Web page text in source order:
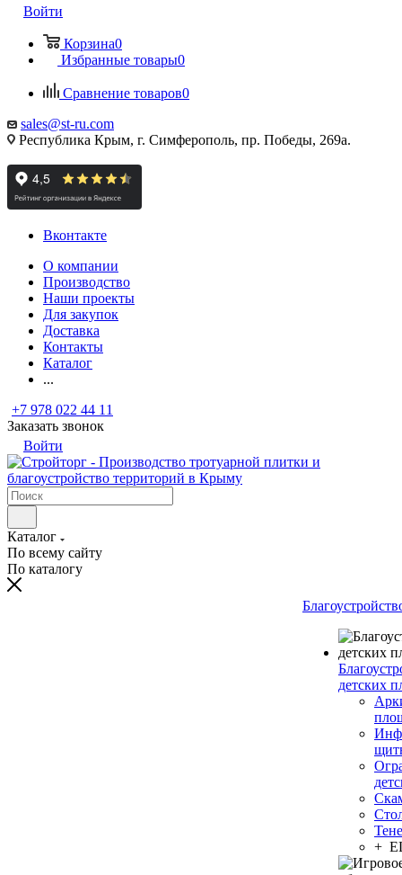
Войти
Корзина0
Избранные товары0
Сравнение товаров0
sales@st-ru.com
Республика Крым, г. Симферополь, пр. Победы, 269а.
Вконтакте
О компании
Производство
Наши проекты
Для закупок
Доставка
Контакты
Каталог
...
+7 978 022 44 11
Заказать звонок
Войти
Каталог
По всему сайту
По каталогу
детских
+